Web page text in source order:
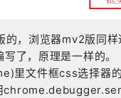
的，浏览器mv2版同
了，原理是一样的。
里文件框css选择器